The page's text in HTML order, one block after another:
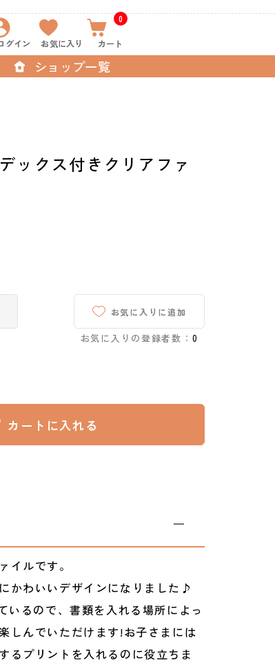
グイン お気に入り
0
カート
ショップ一覧
ックス付きクリアファ
お気に入りに追加
お気に入りの登録者数： 0
カートに入れる
イルです。
かわいいデザインになりました♪
いるので、書類を入れる場所によっ
しんでいただけます!お子さまには
るプリントを入れるのに役立ちま